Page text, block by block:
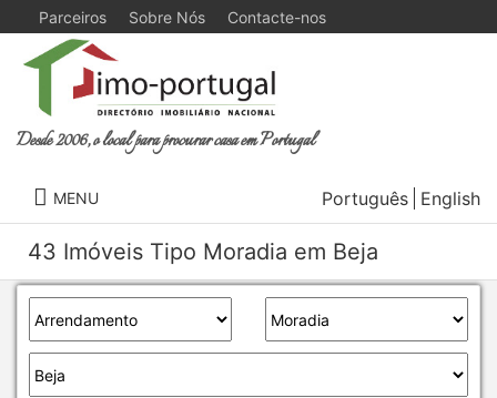
Parceiros Sobre Nós Contacte-nos
Desde 2006, o local para procurar casa em Portugal
MENU Português English
43 Imóveis Tipo Moradia em Beja